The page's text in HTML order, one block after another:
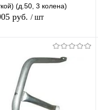
(д.50, 3 колена)
руб. / шт
Купить в 1
В избранное В наличии